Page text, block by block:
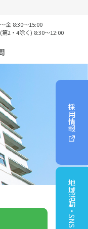
金 8:30～15:00
第2・4除く) 8:30～12:00
採用情報
地域活動・SNS